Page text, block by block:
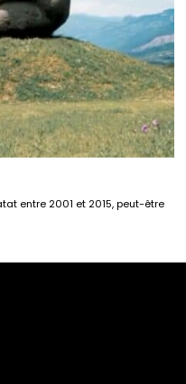
entre 2001 et 2015, peut-être